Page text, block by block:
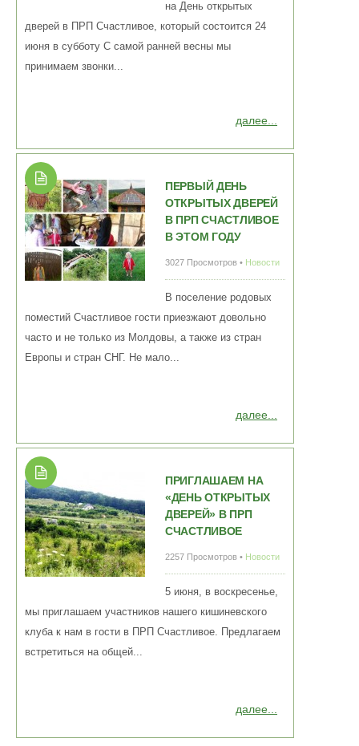
далее...
на День открытых
дверей в ПРП Счастливое, который состоится 24
июня в субботу С самой ранней весны мы
принимаем звонки...
ПЕРВЫЙ ДЕНЬ
ОТКРЫТЫХ ДВЕРЕЙ
В ПРП СЧАСТЛИВОЕ
В ЭТОМ ГОДУ
3027 Просмотров • Новости
далее...
В поселение родовых
поместий Счастливое гости приезжают довольно
часто и не только из Молдовы, а также из стран
Европы и стран СНГ. Не мало...
ПРИГЛАШАЕМ НА
«ДЕНЬ ОТКРЫТЫХ
ДВЕРЕЙ» В ПРП
СЧАСТЛИВОЕ
2257 Просмотров • Новости
далее...
5 июня, в воскресенье,
мы приглашаем участников нашего кишиневского
клуба к нам в гости в ПРП Счастливое. Предлагаем
встретиться на общей...